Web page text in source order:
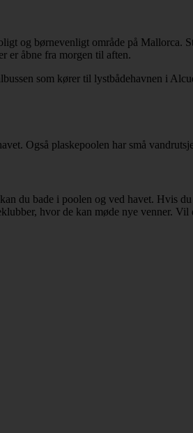
og børnevenligt område på Mallorca.
er åbne fra morgen til aften.
som kører til lystbådehavnen i
Også plaskepoolen har små
du bade i poolen og ved havet.
hvor de kan møde nye venner.